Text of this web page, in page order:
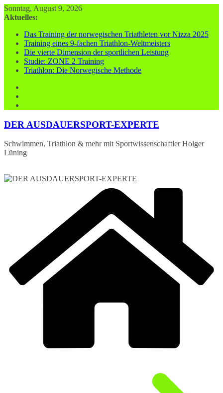
Zum
Inhalt
Sonntag, August 9, 2026
Aktuelles:
Das Training der norwegischen Triathleten vor Nizza 2025
Training eines 9-fachen Triathlon-Weltmeisters
Die vierte Dimension der sportlichen Leistung
Studie: ZONE 2 Training
Triathlon: Die Norwegische Methode
DER AUSDAUERSPORT-EXPERTE
Schwimmen, Triathlon & mehr mit Sportwissenschaftler Holger
Lüning